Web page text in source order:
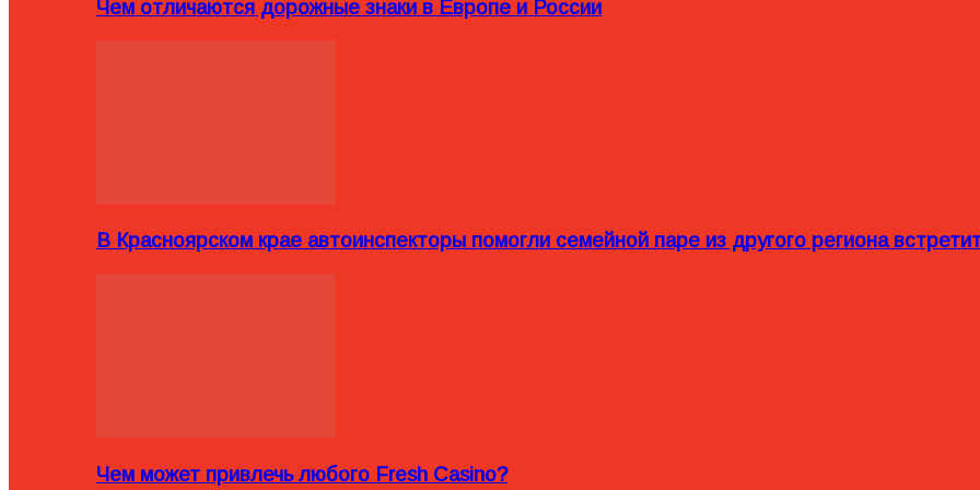
Чем отличаются дорожные знаки в Европе и России
В Красноярском крае автоинспекторы помогли семейной паре из другого региона
Чем может привлечь любого Fresh Casino?